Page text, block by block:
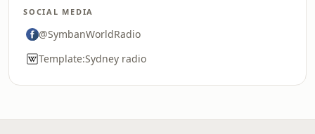
SOCIAL MEDIA
@SymbanWorldRadio
Template:Sydney radio